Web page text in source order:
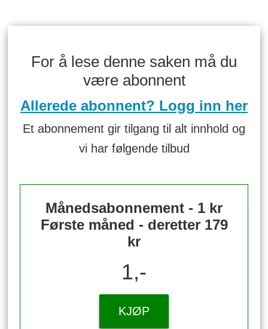
For å lese denne saken må du
være abonnent
Allerede abonnent? Logg inn her
Et abonnement gir tilgang til alt innhold og
vi har følgende tilbud
Månedsabonnement - 1 kr
Første måned - deretter 179
kr
1,-
KJØP